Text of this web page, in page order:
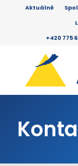
Aktuálně
+420 775